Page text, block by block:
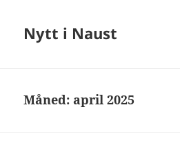
Nytt i Naust
Måned: april 2025